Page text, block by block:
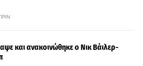
και ανακοινώθηκε ο Νικ Βάιλερ-